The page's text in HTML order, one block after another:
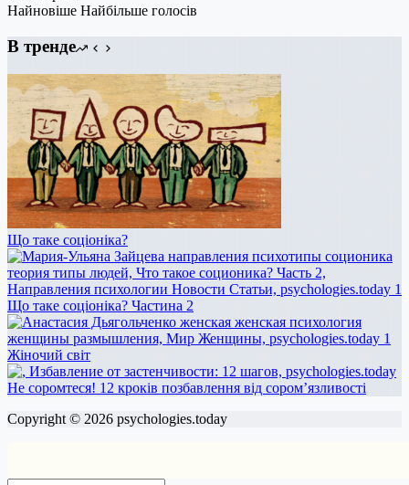
Найновіше Найбільше голосів
В тренде
Що таке соціоніка?
Що таке соціоніка? Частина 2
Жіночий світ
Не соромтеся! 12 кроків позбавлення від сором’язливості
Copyright © 2026 psychologies.today